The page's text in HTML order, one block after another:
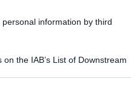
information by third
the IAB’s List of Downstream